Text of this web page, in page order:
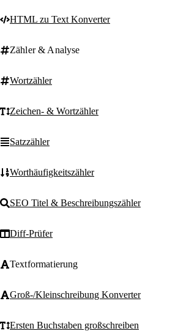
HTML zu Text Konverter
Zähler & Analyse
Wortzähler
Zeichen- & Wortzähler
Satzzähler
Worthäufigkeitszähler
SEO Titel & Beschreibungszähler
Diff-Prüfer
Textformatierung
Groß-/Kleinschreibung Konverter
Ersten Buchstaben großschreiben